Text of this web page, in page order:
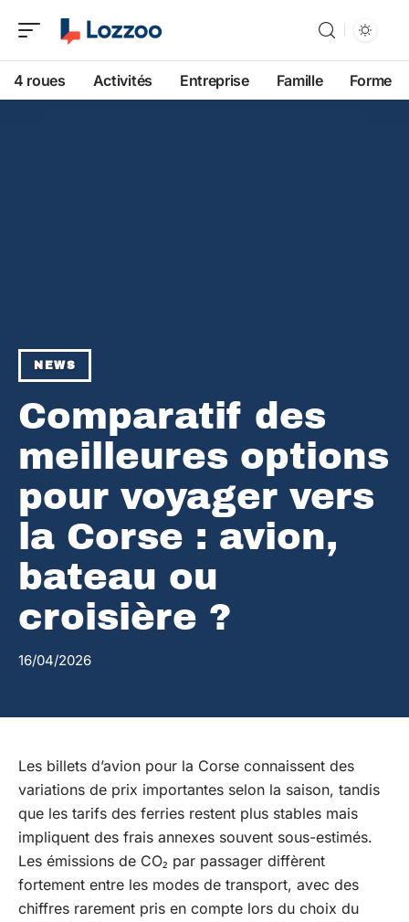
4 roues Activités Entreprise Famille Forme
NEWS
Comparatif des
meilleures options
pour voyager vers
la Corse : avion,
bateau ou
croisière ?
16/04/2026
Les billets d’avion pour la Corse connaissent des
variations de prix importantes selon la saison, tandis
que les tarifs des ferries restent plus stables mais
impliquent des frais annexes souvent sous-estimés.
Les émissions de CO₂ par passager diffèrent
fortement entre les modes de transport, avec des
chiffres rarement pris en compte lors du choix du